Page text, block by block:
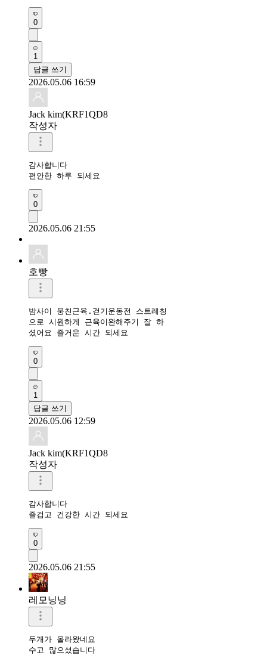
0
1
답글 쓰기
2026.05.06 16:59
Jack kim(KRF1QD8
작성자
감사합니다
편안한 하루 되세요
0
2026.05.06 21:55
호빵
밤사이 뭉친근육.걷기운동전 스트레칭
으로 시원하게 근육이완해주기 잘 하
셨어요 즐거운 시간 되세요
0
1
답글 쓰기
2026.05.06 12:59
Jack kim(KRF1QD8
작성자
감사합니다
즐겁고 건강한 시간 되세요
0
2026.05.06 21:55
레모닝닝
두개가 올라왔네요
수고 많으셨습니다